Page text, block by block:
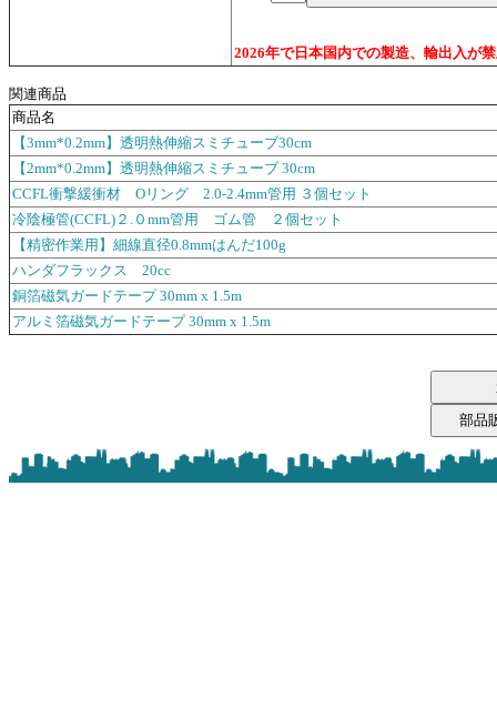
2026年で日本国内での製造、輸出入が
関連商品
商品名
【3mm*0.2mm】透明熱伸縮スミチューブ30cm
【2mm*0.2mm】透明熱伸縮スミチューブ 30cm
CCFL衝撃緩衝材 Oリング 2.0-2.4mm管用 ３個セット
冷陰極管(CCFL)２.０mm管用 ゴム管 ２個セット
【精密作業用】細線直径0.8mmはんだ100g
ハンダフラックス 20cc
銅箔磁気ガードテープ 30mm x 1.5m
アルミ箔磁気ガードテープ 30mm x 1.5m